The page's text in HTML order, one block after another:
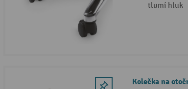
tlumí hluk
Kolečka na